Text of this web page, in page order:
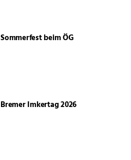
Sommerfest beim ÖG
Bremer Imkertag 2026